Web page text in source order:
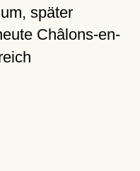
später
Châlons-en-